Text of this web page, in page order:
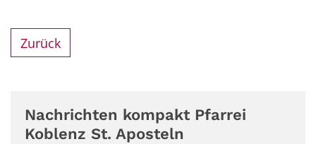
Zurück
Nachrichten kompakt Pfarrei
Koblenz St. Aposteln